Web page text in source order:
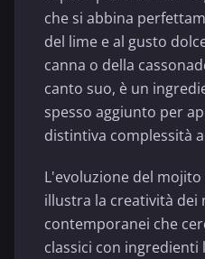
che si abbina
del lime e al gusto
canna o della
canto suo, è un
spesso aggiunto per
distintiva complessità
L'evoluzione del
illustra la creatività dei
contemporanei che
classici con ingredienti